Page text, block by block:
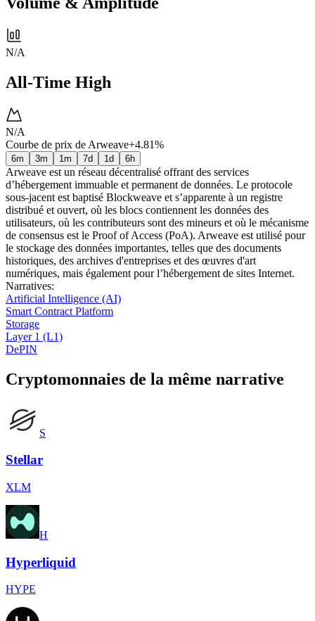
N/A
All-Time High
N/A
Courbe de prix de Arweave+4.81%
6m 3m 1m 7d 1d 6h
Arweave est un réseau décentralisé offrant des services
d’hébergement immuable et permanent de données. Le protocole
sous-jacent est baptisé Blockweave et s’apparente à un registre
distribué et ouvert, où les blocs contiennent les données des
utilisateurs, où les contributeurs sont des mineurs et où le mécanisme
de consensus est le Proof of Access (PoA). Arweave est utilisé pour
le stockage des données importantes, telles que des documents
historiques, des archives d'entreprises et des œuvres d'art
numériques, mais également pour l’hébergement de sites Internet.
Narratives:
Artificial Intelligence (AI)
Smart Contract Platform
Storage
Layer 1 (L1)
DePIN
Cryptomonnaies de la même narrative
S
Stellar
XLM
H
Hyperliquid
HYPE